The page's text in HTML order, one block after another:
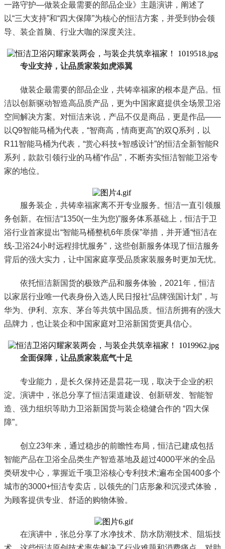
一路守护—做装企最需要的部品企业》主题演讲，阐述了
以“三大支持”和“四大保障”为核心的恒洁方案，并受到协会领
导、装企首脑、行业大咖的深度关注。
专业支持，让品质家装如虎添翼
做装企最需要的部品企业，共铸幸福家的根本是产品。恒
洁以创新驱动智造高品质产品，更为中国家庭提供全场景卫浴
空间解决方案。对恒洁来说，产品不仅是商品，更是作品——
以Q9智能马桶为代表，“智商高，情商更高”的双Q系列，以
R11智能马桶为代表，“赏心科技+智感设计”的恒洁全新智能R
系列，款款引领行业的马桶“作品”，不断夯实恒洁智能卫浴专
家的地位。
服务装企，共铸幸福家离不开专业服务。恒洁一直引领服
务创新。在恒洁“1350(一生为您)”服务体系基础上，恒洁于卫
浴行业首家提出“智能马桶整机6年质保”举措，并开通“恒洁在
线-卫浴24小时远程排忧服务”，这些创新服务体现了恒洁服务
背后的强大实力，让中国家庭享受品质家装服务时更加无忧。
依托恒洁新国货的极致产品和服务体验，2021年，恒洁
以家居行业唯一代表身份入选人民日报社“品牌强国计划”，与
华为、伊利、京东、茅台等共筑中国品质。恒洁所拥有的强大
品牌力，也让装企和中国家庭对卫浴新国货更具信心。
全面保障，让品质家装底气十足
专业能力，是长久保持还是昙花一现，取决于企业的积
淀。演讲中，张总分享了恒洁渠道建设、创新研发、智能智
造、强力组织等助力卫浴新国货与装企稳健合作的 “四大保
障”。
创立23年来，通过稳步的前瞻性布局，恒洁已建成包括
智能产品在卫浴全品类生产智造基地及超过4000平米的全品
类研发中心，掌握近千项卫浴核心专利技术;遍布全国400多个
城市的3000+恒洁专卖店，以领先的门店形象和沉浸式体验，
为顾客提供专业、舒适的购物体验。
在演讲中，张总分享了水净技术、防水防潮技术、阻垢技